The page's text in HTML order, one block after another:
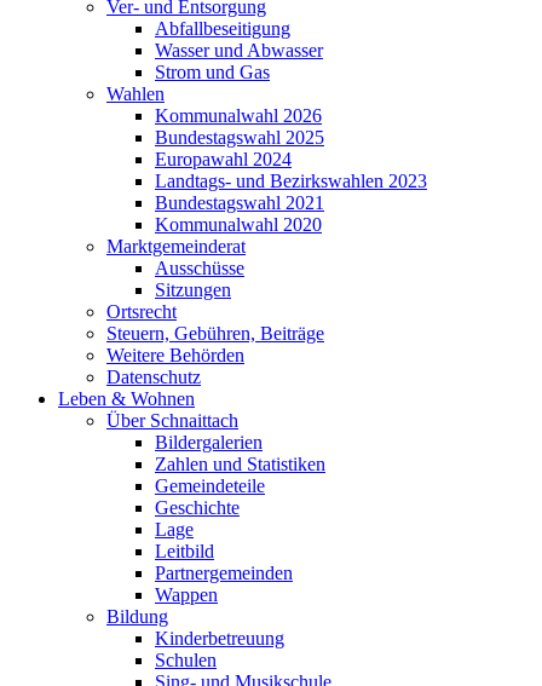
Ver- und Entsorgung
Abfallbeseitigung
Wasser und Abwasser
Strom und Gas
Wahlen
Kommunalwahl 2026
Bundestagswahl 2025
Europawahl 2024
Landtags- und Bezirkswahlen 2023
Bundestagswahl 2021
Kommunalwahl 2020
Marktgemeinderat
Ausschüsse
Sitzungen
Ortsrecht
Steuern, Gebühren, Beiträge
Weitere Behörden
Datenschutz
Leben & Wohnen
Über Schnaittach
Bildergalerien
Zahlen und Statistiken
Gemeindeteile
Geschichte
Lage
Leitbild
Partnergemeinden
Wappen
Bildung
Kinderbetreuung
Schulen
Sing- und Musikschule